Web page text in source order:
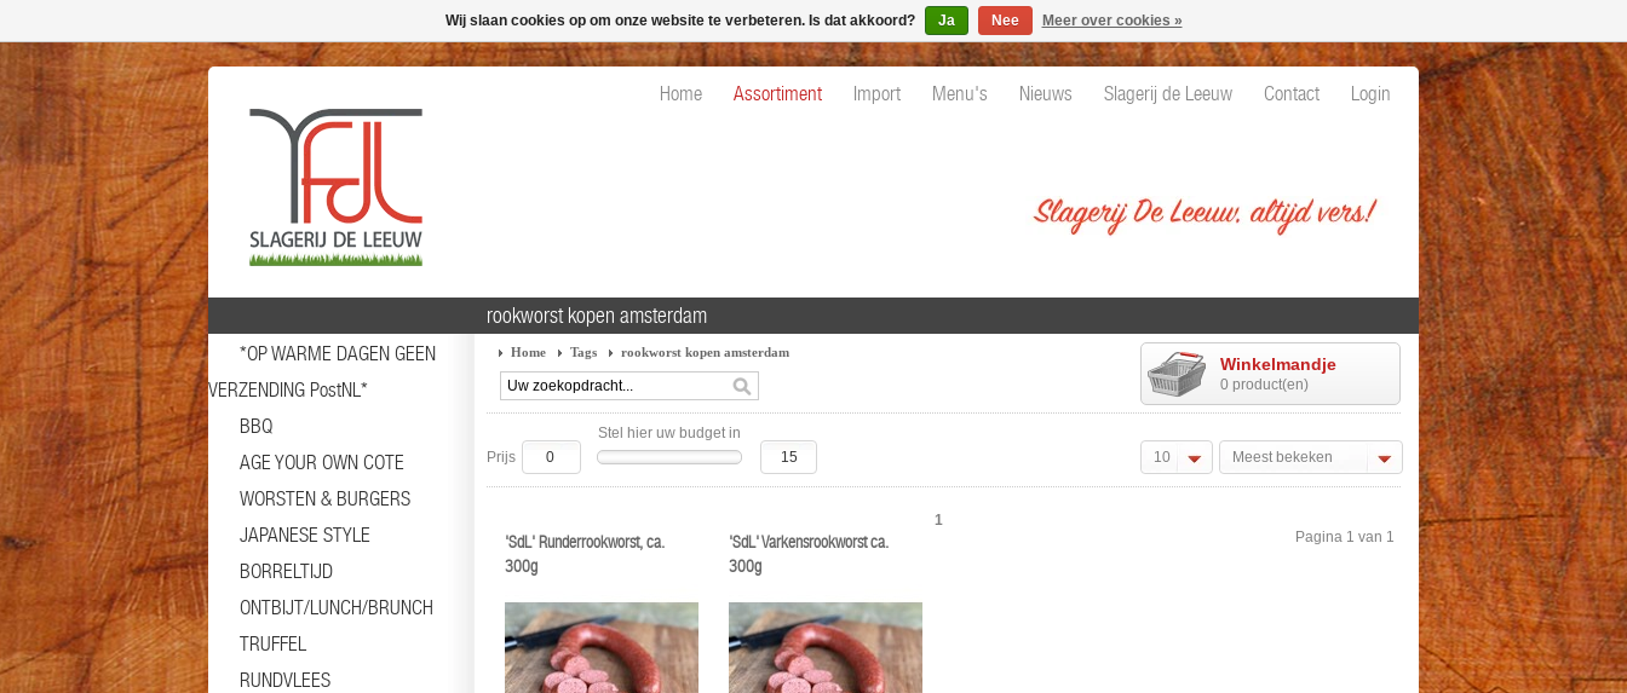
Home Assortiment Import Menu's Nieuws Slagerij de Leeuw Contact Login
*OP WARME DAGEN GEEN
VERZENDING PostNL*
BBQ
AGE YOUR OWN COTE
WORSTEN & BURGERS
JAPANESE STYLE
BORRELTIJD
ONTBIJT/LUNCH/BRUNCH
TRUFFEL
RUNDVLEES
rookworst kopen amsterdam
Home Tags rookworst kopen amsterdam
Winkelmandje
0 product(en)
Stel hier uw budget in
Prijs
10 Meest bekeken
'SdL' Runderrookworst, ca.
300g
'SdL' Varkensrookworst ca.
300g
1
Pagina 1 van 1
Wij slaan cookies op om onze website te verbeteren. Is dat akkoord? Ja Nee Meer over cookies »